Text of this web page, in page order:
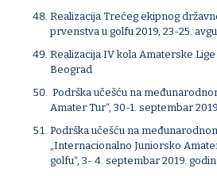
Realizacija Trećeg ekipnog
prvenstva u golfu 2019, 23-25.
Realizacija IV kola Amaterske Lige
Beograd
Podrška učešću na
Amater Tur“, 30-1. septembar
Podrška učešću na
„Internacionalno Juniorsko
golfu“, 3- 4. septembar 2019.